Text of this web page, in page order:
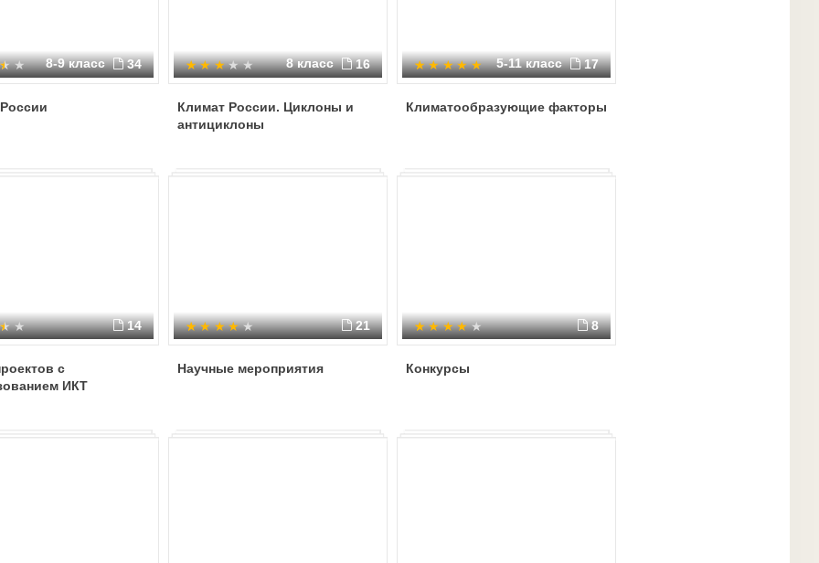
8-9 класс 34 8 класс 16
Климат России. Циклоны и
антициклоны
5-11 класс 17
Климатообразующие факторы
14
с
ИКТ
21
Научные мероприятия
8
Конкурсы